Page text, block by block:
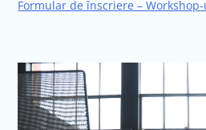
Formular de înscriere –